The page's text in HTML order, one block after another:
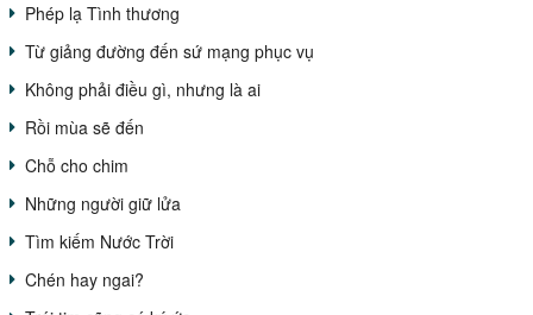
Phép lạ Tình thương
Từ giảng đường đến sứ mạng phục vụ
Không phải điều gì, nhưng là ai
Rồi mùa sẽ đến
Chỗ cho chim
Những người giữ lửa
Tìm kiếm Nước Trời
Chén hay ngai?